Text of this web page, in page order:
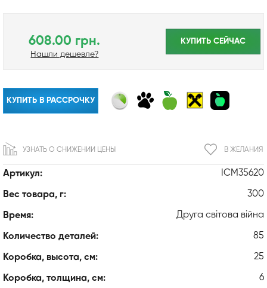
Артикул: ICM35620
Вес товара, г: 300
Время: Друга світова війна
Количество деталей: 85
Коробка, высота, см: 25
Коробка, толщина, см: 6
608.00 грн.
Нашли дешевле?
КУПИТЬ CЕЙЧАС
КУПИТЬ В РАССРОЧКУ
В ЖЕЛАНИЯ
УЗНАТЬ О СНИЖЕНИИ ЦЕНЫ